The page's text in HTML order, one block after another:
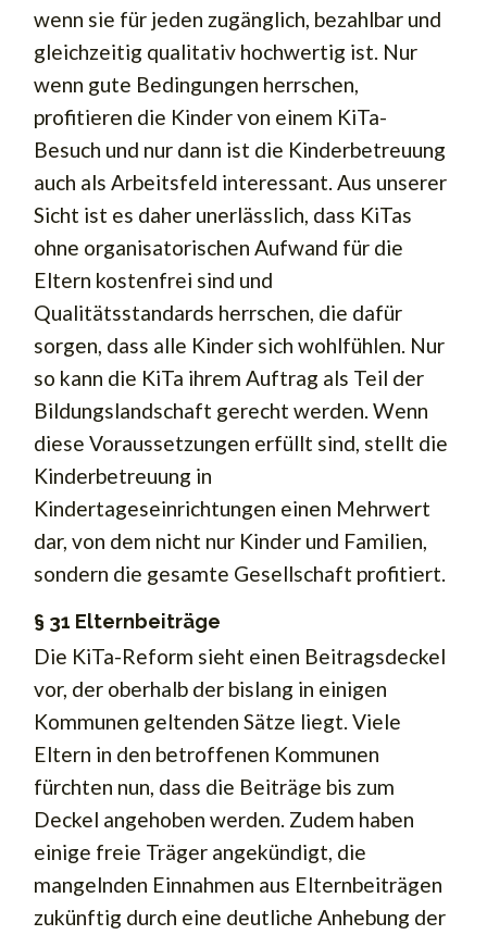
wenn sie für jeden zugänglich, bezahlbar und
gleichzeitig qualitativ hochwertig ist. Nur
wenn gute Bedingungen herrschen,
profitieren die Kinder von einem KiTa-
Besuch und nur dann ist die Kinderbetreuung
auch als Arbeitsfeld interessant. Aus unserer
Sicht ist es daher unerlässlich, dass KiTas
ohne organisatorischen Aufwand für die
Eltern kostenfrei sind und
Qualitätsstandards herrschen, die dafür
sorgen, dass alle Kinder sich wohlfühlen. Nur
so kann die KiTa ihrem Auftrag als Teil der
Bildungslandschaft gerecht werden. Wenn
diese Voraussetzungen erfüllt sind, stellt die
Kinderbetreuung in
Kindertageseinrichtungen einen Mehrwert
dar, von dem nicht nur Kinder und Familien,
sondern die gesamte Gesellschaft profitiert.
§ 31 Elternbeiträge
Die KiTa-Reform sieht einen Beitragsdeckel
vor, der oberhalb der bislang in einigen
Kommunen geltenden Sätze liegt. Viele
Eltern in den betroffenen Kommunen
fürchten nun, dass die Beiträge bis zum
Deckel angehoben werden. Zudem haben
einige freie Träger angekündigt, die
mangelnden Einnahmen aus Elternbeiträgen
zukünftig durch eine deutliche Anhebung der